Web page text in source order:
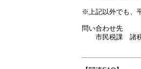
※上記以外でも、
問い合わせ先
市民税課 諸